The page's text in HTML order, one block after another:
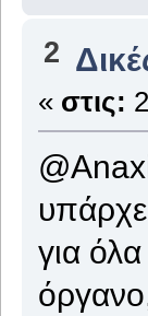
2
« στις:
για